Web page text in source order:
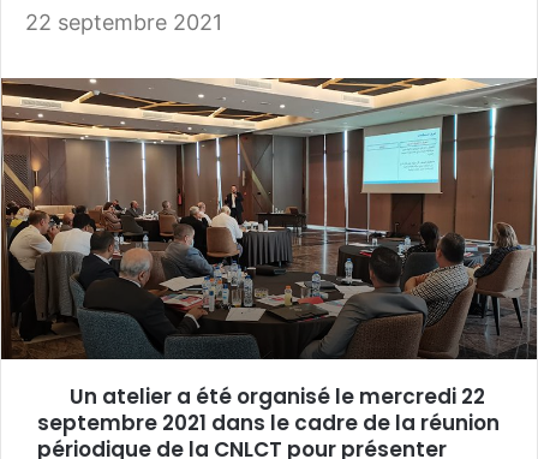
22 septembre 2021
Un atelier a été organisé le mercredi 22
septembre 2021 dans le cadre de la réunion
périodique de la CNLCT pour présenter